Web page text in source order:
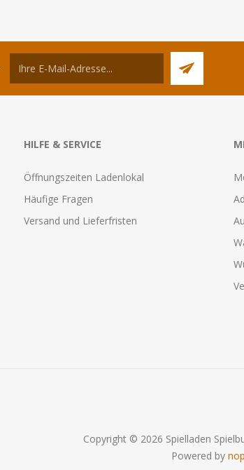
HILFE & SERVICE
Öffnungszeiten Ladenlokal
Häufige Fragen
Versand und Lieferfristen
Copyright © 2026 Spielladen
Powered by